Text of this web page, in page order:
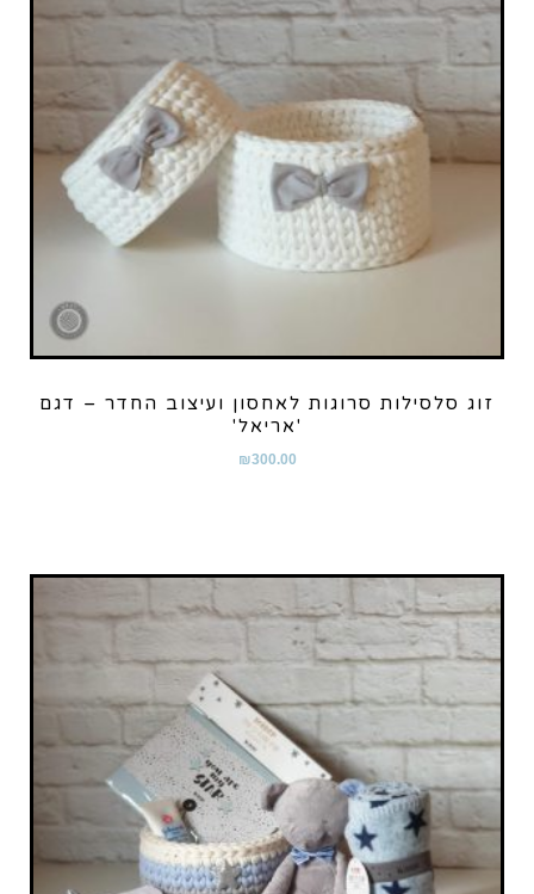
זוג סלסילות סרוגות לאחסון ועיצוב החדר – דגם
'אריאל'
₪300.00